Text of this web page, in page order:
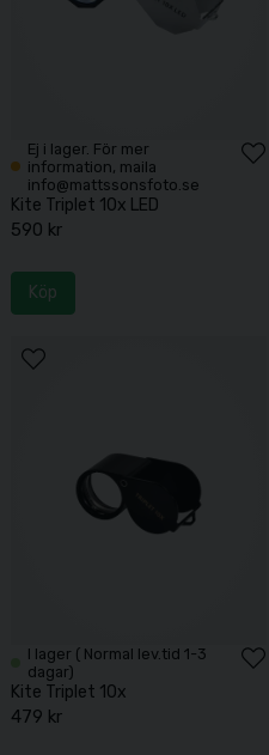
Ej i lager. För mer
information, maila
info@mattssonsfoto.se
Kite Triplet 10x LED
590 kr
Köp
I lager ( Normal lev.tid 1-3
dagar)
Kite Triplet 10x
479 kr